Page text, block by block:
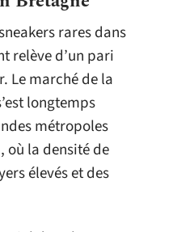
rares dans
relève d’un pari
Le marché de la
longtemps
métropoles
où la densité de
élevés et des